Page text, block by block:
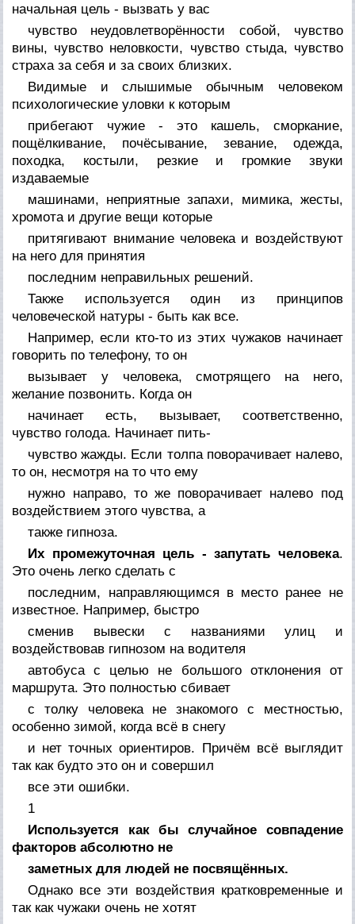
начальная цель - вызвать у вас
чувство неудовлетворённости собой, чувство
вины, чувство неловкости, чувство стыда, чувство
страха за себя и за своих близких.
Видимые и слышимые обычным человеком
психологические уловки к которым
прибегают чужие - это кашель, сморкание,
пощёлкивание, почёсывание, зевание, одежда,
походка, костыли, резкие и громкие звуки
издаваемые
машинами, неприятные запахи, мимика, жесты,
хромота и другие вещи которые
притягивают внимание человека и воздействуют
на него для принятия
последним неправильных решений.
Также используется один из принципов
человеческой натуры - быть как все.
Например, если кто-то из этих чужаков начинает
говорить по телефону, то он
вызывает у человека, смотрящего на него,
желание позвонить. Когда он
начинает есть, вызывает, соответственно,
чувство голода. Начинает пить-
чувство жажды. Если толпа поворачивает налево,
то он, несмотря на то что ему
нужно направо, то же поворачивает налево под
воздействием этого чувства, а
также гипноза.
Их промежуточная цель - запутать человека.
Это очень легко сделать с
последним, направляющимся в место ранее не
известное. Например, быстро
сменив вывески с названиями улиц и
воздействовав гипнозом на водителя
автобуса с целью не большого отклонения от
маршрута. Это полностью сбивает
с толку человека не знакомого с местностью,
особенно зимой, когда всё в снегу
и нет точных ориентиров. Причём всё выглядит
так как будто это он и совершил
все эти ошибки.
1
Используется как бы случайное совпадение
факторов абсолютно не
заметных для людей не посвящённых.
Однако все эти воздействия кратковременные и
так как чужаки очень не хотят